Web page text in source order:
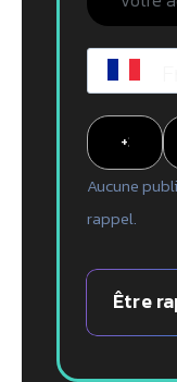
Aucune
rappel.
Être